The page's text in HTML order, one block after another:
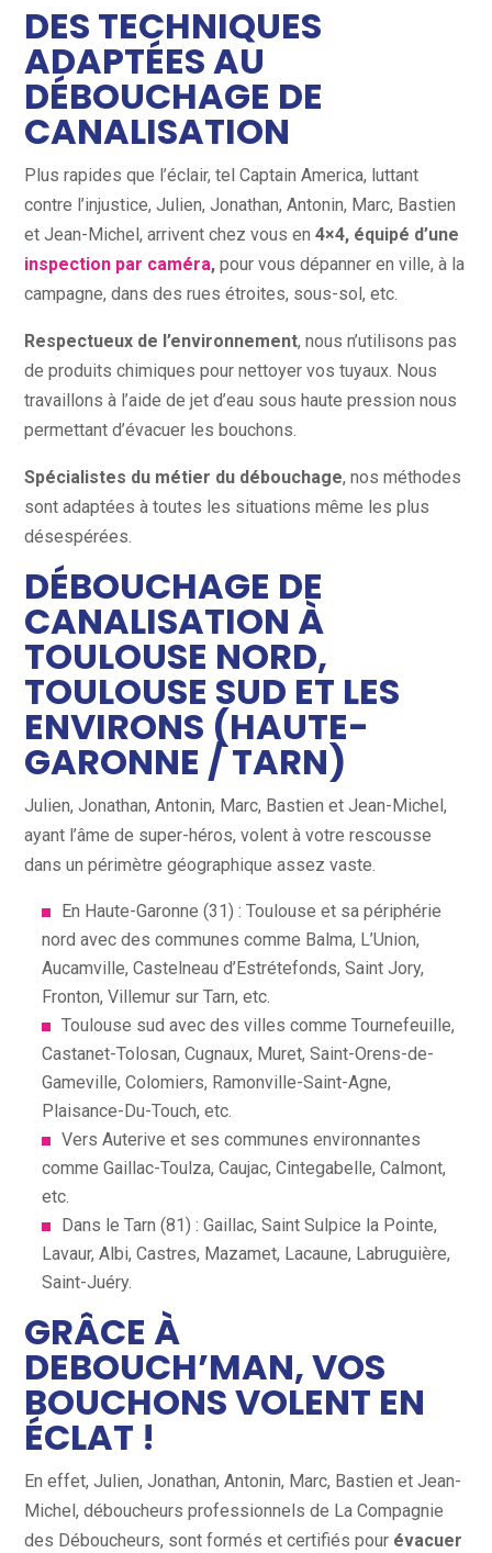
DES TECHNIQUES
ADAPTÉES AU
DÉBOUCHAGE DE
CANALISATION
Plus rapides que l’éclair, tel Captain America, luttant
contre l’injustice, Julien, Jonathan, Antonin, Marc, Bastien
et Jean-Michel, arrivent chez vous en4×4, équipé d’une
inspection par caméra, pour vous dépanner en ville, à la
campagne, dans des rues étroites, sous-sol, etc.
Respectueux de l’environnement, nous n’utilisons pas
de produits chimiques pour nettoyer vos tuyaux. Nous
travaillons à l’aide de jet d’eau sous haute pression nous
permettant d’évacuer les bouchons.
Spécialistes du métier du débouchage, nos méthodes
sont adaptées à toutes les situations même les plus
désespérées.
DÉBOUCHAGE DE
CANALISATION À
TOULOUSE NORD,
TOULOUSE SUD ET LES
ENVIRONS (HAUTE-
GARONNE / TARN)
Julien, Jonathan, Antonin, Marc, Bastien et Jean-Michel,
ayant l’âme de super-héros, volent à votre rescousse
dans un périmètre géographique assez vaste.
En Haute-Garonne (31) : Toulouse et sa périphérie
nord avec des communes comme Balma, L’Union,
Aucamville, Castelneau d’Estrétefonds, Saint Jory,
Fronton, Villemur sur Tarn, etc.
Toulouse sud avec des villes comme Tournefeuille,
Castanet-Tolosan, Cugnaux, Muret, Saint-Orens-de-
Gameville, Colomiers, Ramonville-Saint-Agne,
Plaisance-Du-Touch, etc.
Vers Auterive et ses communes environnantes
comme Gaillac-Toulza, Caujac, Cintegabelle, Calmont,
etc.
Dans le Tarn (81) : Gaillac, Saint Sulpice la Pointe,
Lavaur, Albi, Castres, Mazamet, Lacaune, Labruguière,
Saint-Juéry.
GRÂCE À
DEBOUCH’MAN, VOS
BOUCHONS VOLENT EN
ÉCLAT !
En effet, Julien, Jonathan, Antonin, Marc, Bastien et Jean-
Michel, déboucheurs professionnels de La Compagnie
des Déboucheurs, sont formés et certifiés pour évacuer